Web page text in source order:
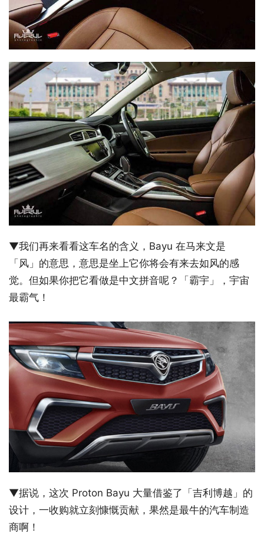
▼我们再来看看这车名的含义，Bayu 在马来文是
「风」的意思，意思是坐上它你将会有来去如风的感
觉。但如果你把它看做是中文拼音呢？「霸宇」，宇宙
最霸气！
▼据说，这次 Proton Bayu 大量借鉴了「吉利博越」的
设计，一收购就立刻慷慨贡献，果然是最牛的汽车制造
商啊！